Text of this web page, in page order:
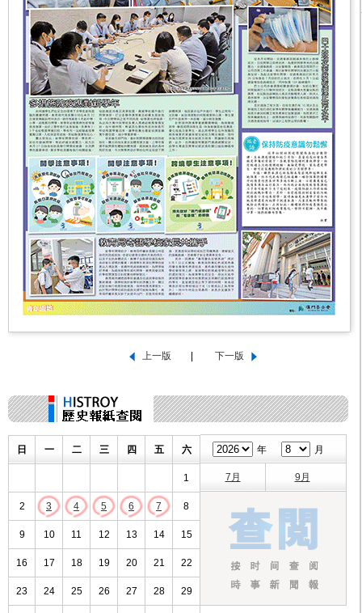
日 一 二 三 四 五 六
1
2 3 4 5 6 7 8
9 10 11 12 13 14 15
16 17 18 19 20 21 22
23 24 25 26 27 28 29
年 月
7月 9月